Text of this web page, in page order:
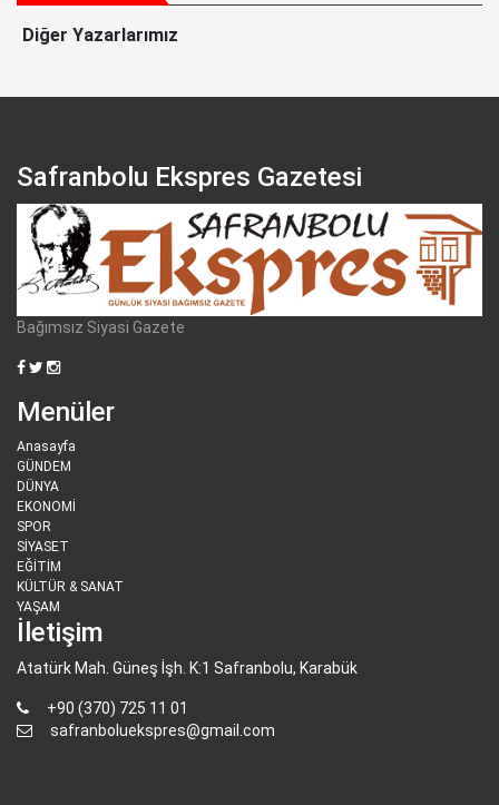
Diğer Yazarlarımız
Safranbolu Ekspres Gazetesi
Bağımsız Siyasi Gazete
Menüler
Anasayfa
GÜNDEM
DÜNYA
EKONOMİ
SPOR
SİYASET
EĞİTİM
KÜLTÜR & SANAT
YAŞAM
İletişim
Atatürk Mah. Güneş İşh. K:1 Safranbolu, Karabük
+90 (370) 725 11 01
safranboluekspres@gmail.com